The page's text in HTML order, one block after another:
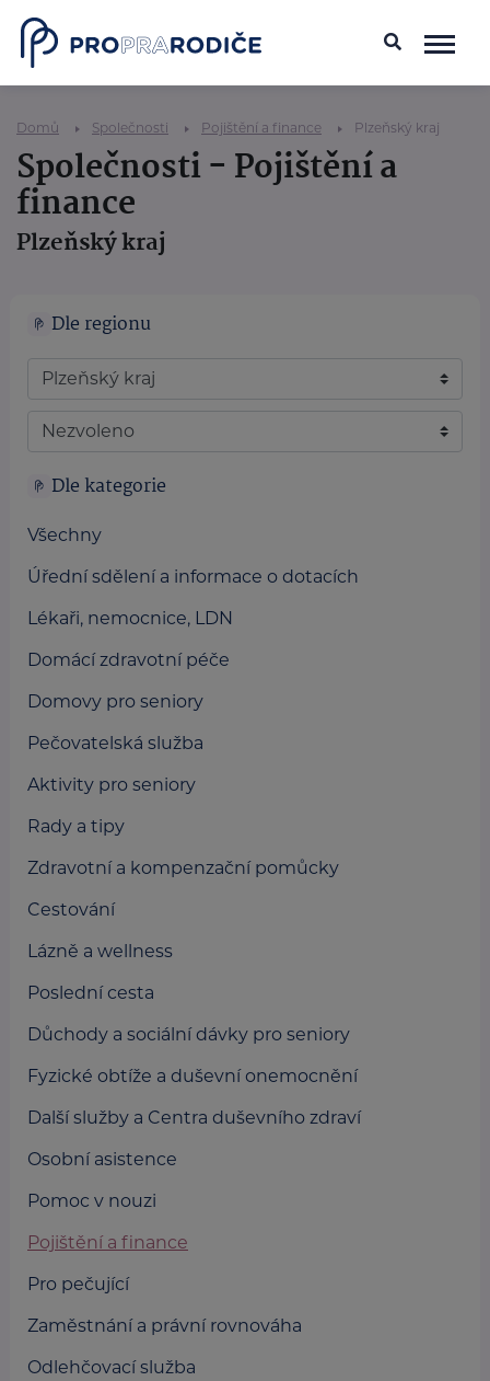
Domů Společnosti Pojištění a finance Plzeňský kraj
Společnosti - Pojištění a
finance
Plzeňský kraj
Dle regionu
Dle kategorie
Všechny
Úřední sdělení a informace o dotacích
Lékaři, nemocnice, LDN
Domácí zdravotní péče
Domovy pro seniory
Pečovatelská služba
Aktivity pro seniory
Rady a tipy
Zdravotní a kompenzační pomůcky
Cestování
Lázně a wellness
Poslední cesta
Důchody a sociální dávky pro seniory
Fyzické obtíže a duševní onemocnění
Další služby a Centra duševního zdraví
Osobní asistence
Pomoc v nouzi
Pojištění a finance
Pro pečující
Zaměstnání a právní rovnováha
Odlehčovací služba